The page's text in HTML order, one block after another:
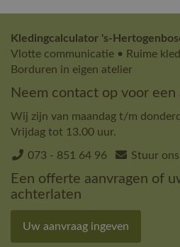
Kledingcalculator 's-
Vlotte communicatie • Ruime
Borduren in eigen atelier
Neem contact op voor een
Wij zijn van maandag t/m
Vrijdag tot 13.00 uur.
073 - 851 64 96 Stuur
Een offerte aanvragen of
achterlaten
Uw aanvraag ingeven